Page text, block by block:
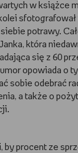
w książce
potrawy.
która
się z 60
opowiada o
sobie odebrać
a także o
by procent ze